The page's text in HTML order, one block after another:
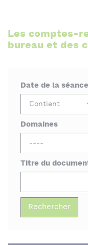
Les comptes-
bureau et des
Date de la séance
Domaines
Titre du